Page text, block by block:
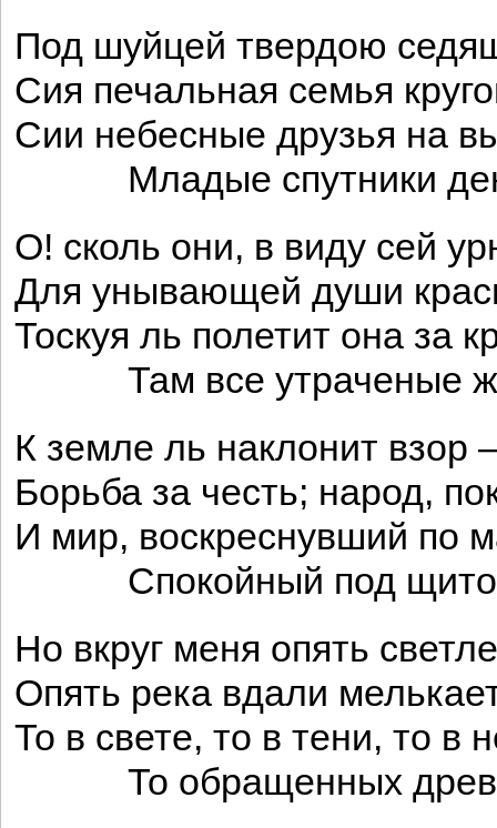
Под шуйцей твердою
Сия печальная семья
Сии небесные друзья на
Младые спутники
О! сколь они, в виду сей
Для унывающей души
Тоскуя ль полетит она за
Там все утраченые
К земле ль наклонит взор
Борьба за честь; народ,
И мир, воскреснувший по
Спокойный под
Но вкруг меня опять
Опять река вдали
То в свете, то в тени, то в
То обращенных древ